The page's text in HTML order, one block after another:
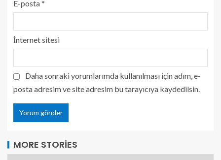
E-posta*
İnternet sitesi
Daha sonraki yorumlarımda kullanılması için adım, e-
posta adresim ve site adresim bu tarayıcıya kaydedilsin.
MORE STORIES